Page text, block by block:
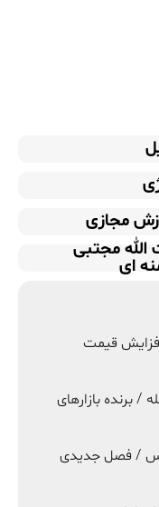
مجازی
الله مجتبی
ای
قیمت
/ برنده بازارهای
/ فصل جدیدی